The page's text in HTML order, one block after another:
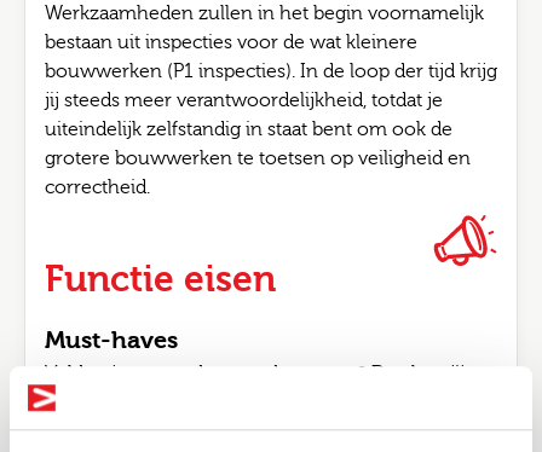
Werkzaamheden zullen in het begin voornamelijk
bestaan uit inspecties voor de wat kleinere
bouwwerken (P1 inspecties). In de loop der tijd krijg
jij steeds meer verantwoordelijkheid, totdat je
uiteindelijk zelfstandig in staat bent om ook de
grotere bouwwerken te toetsen op veiligheid en
correctheid.
Functie eisen
Must-haves
Voldoe je aan onderstaande punten? Dan ben jij
een goede match!
Minimaal een afgeronde opleiding op HBO